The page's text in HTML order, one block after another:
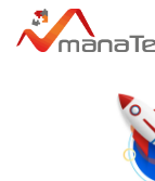
Zum Inhalt